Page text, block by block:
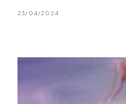
23/04/2024